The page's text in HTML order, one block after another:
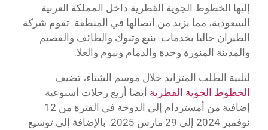
إليها الخطوط الجوية القطرية داخل المملكة العربية
السعودية، مما يزيد من اتصالها في المنطقة. تقوم شركة
الطيران حاليا بخدمات. ينبع وتبوك والطائف والقصيم
والمدينة المنورة وجدة والدمام ونيوم والعلا.
لتلبية الطلب المتزايد خلال موسم الشتاء، تضيف
الخطوط الجوية القطرية أيضا أربع رحلات أسبوعية
إضافية من أمستردام إلى الدوحة في الفترة من 12
نوفمبر 2024 إلى 29 مارس 2025. بالإضافة إلى توسيع